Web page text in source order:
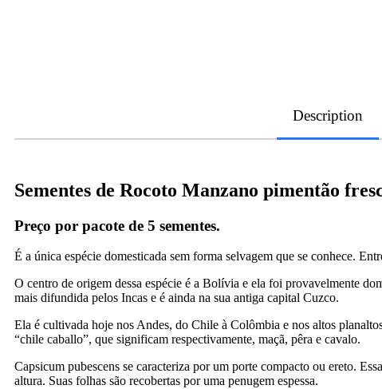
Description
Sementes de Rocoto Manzano pimentão
Preço por pacote de 5 sementes.
É a única espécie domesticada sem forma selvagem que se conhece.
O centro de origem dessa espécie é a Bolívia e ela foi provavelmente
mais difundida pelos Incas e é ainda na sua antiga capital Cuzco.
Ela é cultivada hoje nos Andes, do Chile à Colômbia e nos altos
“chile caballo”, que significam respectivamente, maçã, pêra e cavalo.
Capsicum pubescens se caracteriza por um porte compacto ou ereto.
altura. Suas folhas são recobertas por uma penugem espessa.